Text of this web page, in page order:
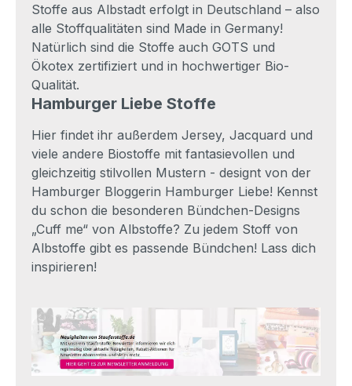
Stoffe aus Albstadt erfolgt in Deutschland – also
alle Stoffqualitäten sind Made in Germany!
Natürlich sind die Stoffe auch GOTS und
Ökotex zertifiziert und in hochwertiger Bio-
Qualität.
Hamburger Liebe Stoffe
Hier findet ihr außerdem Jersey, Jacquard und
viele andere Biostoffe mit fantasievollen und
gleichzeitig stilvollen Mustern - designt von der
Hamburger Bloggerin Hamburger Liebe! Kennst
du schon die besonderen Bündchen-Designs
„Cuff me“ von Albstoffe? Zu jedem Stoff von
Albstoffe gibt es passende Bündchen! Lass dich
inspirieren!